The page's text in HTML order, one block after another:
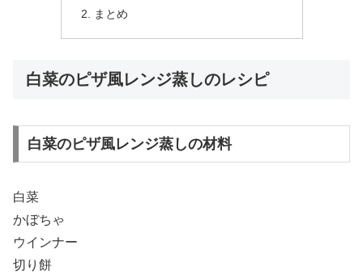
まとめ
白菜のピザ風レンジ蒸しのレシピ
白菜のピザ風レンジ蒸しの材料
白菜
かぼちゃ
ウインナー
切り餅